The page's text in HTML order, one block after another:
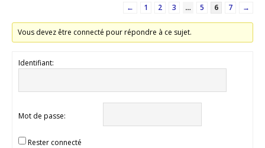
←
1 2 3 … 5 6 7 →
Vous devez être connecté pour répondre à ce sujet.
Identifiant:
Mot de passe:
Rester connecté